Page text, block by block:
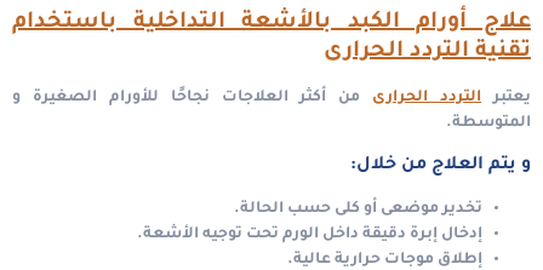
علاج أورام الكبد بالأشعة التداخلية باستخدام
تقنية التردد الحرارى
يعتبرالتردد الحرارى من أكثر العلاجات نجاحًا للأورام الصغيرة و
المتوسطة.
و يتم العلاج من خلال:
تخدير موضعى أو كلى حسب الحالة.
إدخال إبرة دقيقة داخل الورم تحت توجيه الأشعة.
إطلاق موجات حرارية عالية.